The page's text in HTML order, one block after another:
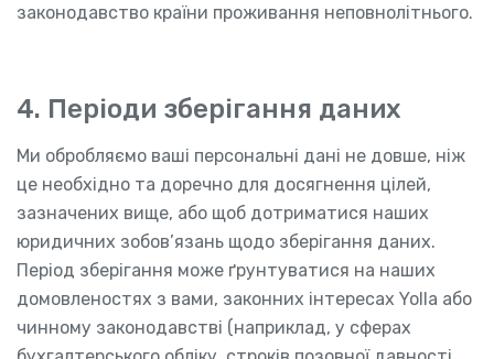
законодавство країни проживання неповнолітнього.
4. Періоди зберігання даних
Ми обробляємо ваші персональні дані не довше, ніж
це необхідно та доречно для досягнення цілей,
зазначених вище, або щоб дотриматися наших
юридичних зобов’язань щодо зберігання даних.
Період зберігання може ґрунтуватися на наших
домовленостях з вами, законних інтересах Yolla або
чинному законодавстві (наприклад, у сферах